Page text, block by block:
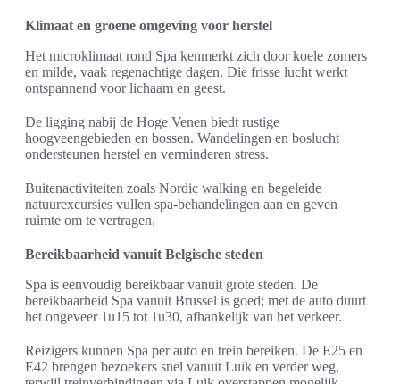
Klimaat en groene omgeving voor herstel
Het microklimaat rond Spa kenmerkt zich door koele zomers
en milde, vaak regenachtige dagen. Die frisse lucht werkt
ontspannend voor lichaam en geest.
De ligging nabij de Hoge Venen biedt rustige
hoogveengebieden en bossen. Wandelingen en boslucht
ondersteunen herstel en verminderen stress.
Buitenactiviteiten zoals Nordic walking en begeleide
natuurexcursies vullen spa-behandelingen aan en geven
ruimte om te vertragen.
Bereikbaarheid vanuit Belgische steden
Spa is eenvoudig bereikbaar vanuit grote steden. De
bereikbaarheid Spa vanuit Brussel is goed; met de auto duurt
het ongeveer 1u15 tot 1u30, afhankelijk van het verkeer.
Reizigers kunnen Spa per auto en trein bereiken. De E25 en
E42 brengen bezoekers snel vanuit Luik en verder weg,